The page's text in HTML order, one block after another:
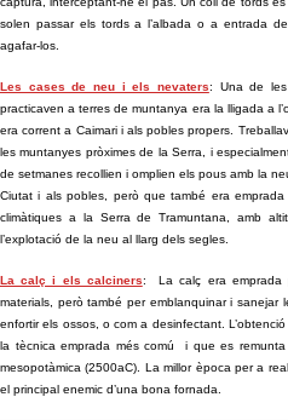
solen passar els tords a l’albada o a entrada
agafar-los.
Les cases de neu i els nevaters: Una de les
practicaven a terres de muntanya era la lligada a
era corrent a Caimari i als pobles propers.
les muntanyes pròximes de la Serra, i
de setmanes recollien i omplien els pous amb la
Ciutat i als pobles, però que també era
climàtiques a la Serra de Tramuntana, amb
l’explotació de la neu al llarg dels segles.
La calç i els calciners: La calç era emprada
materials, però també per emblanquinar i sanejar
enfortir els ossos, o com a desinfectant.
la tècnica emprada més comú i que es remunta
mesopotàmica (2500aC). La millor època per a
el principal enemic d’una bona fornada.